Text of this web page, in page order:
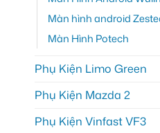
Màn hình android
Màn Hình Potech
Phụ Kiện Limo Green
Phụ Kiện Mazda 2
Phụ Kiện Vinfast VF3